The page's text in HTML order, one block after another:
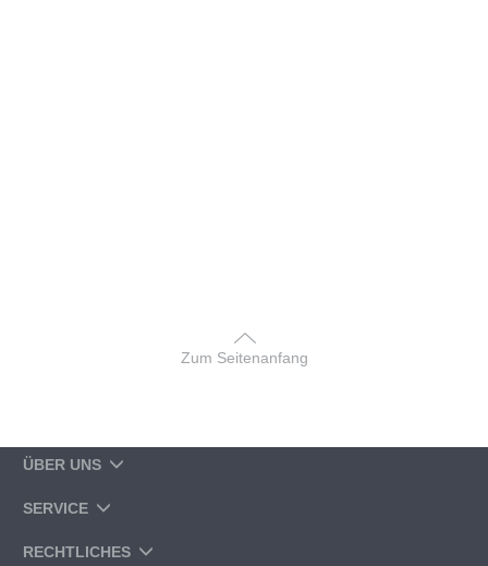
Zum Seitenanfang
ÜBER UNS
SERVICE
RECHTLICHES